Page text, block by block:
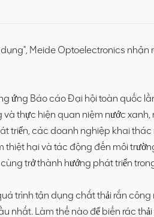
dụng", Meide Optoelectronics nhận
ứng Báo cáo Đại hội toàn quốc
thực hiện quan niệm nước xanh,
triển, các doanh nghiệp khai thác
thiệt hại và tác động đến môi
cùng trở thành hướng phát triển
trình tận dụng chất thải rắn công
nhất. Làm thế nào để biến rác